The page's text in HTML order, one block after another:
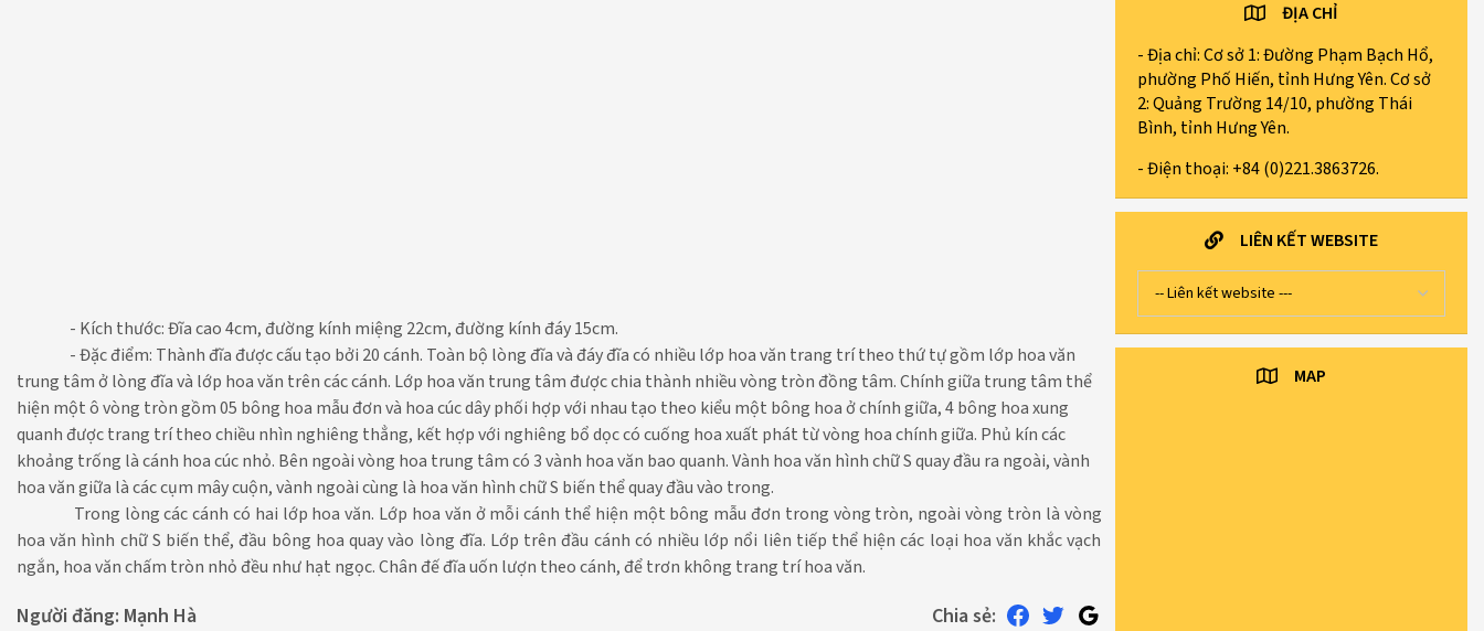
- Kích thước: Đĩa cao 4cm,đường kính miệng 22cm, đường kính đáy 15cm.
- Đặc điểm: Thành đĩa được cấu tạo bởi 20 cánh. Toàn bộ lòng đĩa và đáy đĩa có nhiều lớp hoa văn trang trí theo thứ tự gồm lớp hoa văn
trung tâm ở lòng đĩa và lớp hoa văn trên các cánh. Lớp hoa văn trung tâm được chia thành nhiều vòng tròn đồng tâm. Chính giữa trung tâm thể
hiện một ô vòng tròn gồm 05 bông hoa mẫu đơn và hoa cúc dây phối hợp với nhau tạo theo kiểu một bông hoa ở chính giữa, 4 bông hoa xung
quanh được trang trí theo chiều nhìn nghiêng thẳng, kết hợp với nghiêng bổ dọc có cuống hoa xuất phát từ vòng hoa chính giữa. Phủ kín các
khoảng trống là cánh hoa cúc nhỏ. Bên ngoài vòng hoa trung tâm có 3 vành hoa văn bao quanh. Vành hoa văn hình chữ S quay đầu ra ngoài, vành
hoa văn giữa là các cụm mây cuộn, vành ngoài cùng là hoa văn hình chữ S biến thể quay đầu vào trong.
Trong lòng các cánh có hai lớp hoa văn. Lớp hoa văn ở mỗi cánh thể hiện một bông mẫu đơn trong vòng tròn, ngoài vòng tròn là vòng
hoa văn hình chữ S biến thể, đầu bông hoa quay vào lòng đĩa. Lớp trên đầu cánh có nhiều lớp nổi liên tiếp thể hiện các loại hoa văn khắc vạch
ngắn, hoa văn chấm tròn nhỏ đều như hạt ngọc. Chân đế đĩa uốn lượn theo cánh, để trơn không trang trí hoa văn.
Người đăng: Mạnh Hà Chia sẻ:
ĐỊA CHỈ
- Địa chỉ: Cơ sở 1: Đường Phạm Bạch Hổ,
phường Phố Hiến, tỉnh Hưng Yên. Cơ sở
2: Quảng Trường 14/10, phường Thái
Bình, tỉnh Hưng Yên.
- Điện thoại: +84 (0)221.3863726.
LIÊN KẾT WEBSITE
MAP